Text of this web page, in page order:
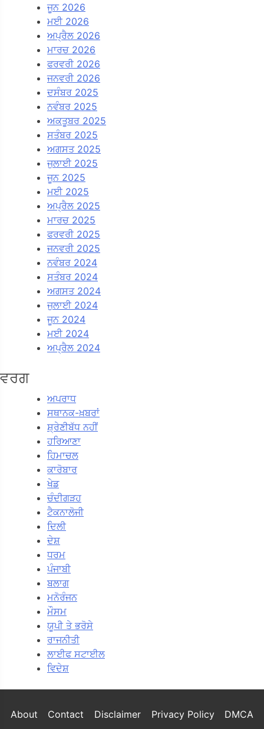
ਜੂਨ 2026
ਮਈ 2026
ਅਪ੍ਰੈਲ 2026
ਮਾਰਚ 2026
ਫਰਵਰੀ 2026
ਜਨਵਰੀ 2026
ਦਸੰਬਰ 2025
ਨਵੰਬਰ 2025
ਅਕਤੂਬਰ 2025
ਸਤੰਬਰ 2025
ਅਗਸਤ 2025
ਜੁਲਾਈ 2025
ਜੂਨ 2025
ਮਈ 2025
ਅਪ੍ਰੈਲ 2025
ਮਾਰਚ 2025
ਫਰਵਰੀ 2025
ਜਨਵਰੀ 2025
ਨਵੰਬਰ 2024
ਸਤੰਬਰ 2024
ਅਗਸਤ 2024
ਜੁਲਾਈ 2024
ਜੂਨ 2024
ਮਈ 2024
ਅਪ੍ਰੈਲ 2024
ਵਰਗ
ਅਪਰਾਧ
ਸਥਾਨਕ-ਖ਼ਬਰਾਂ
ਸ਼੍ਰੇਣੀਬੱਧ ਨਹੀਂ
ਹਰਿਆਣਾ
ਹਿਮਾਚਲ
ਕਾਰੋਬਾਰ
ਖੇਡ
ਚੰਦੀਗੜਹ
ਟੈਕਨਾਲੋਜੀ
ਦਿਲੀ
ਦੇਸ਼
ਧਰਮ
ਪੰਜਾਬੀ
ਬਲਾਗ
ਮਨੋਰੰਜਨ
ਮੌਸਮ
ਯੂਪੀ ਤੇ ਭਰੋਸੇ
ਰਾਜਨੀਤੀ
ਲਾਈਫ ਸਟਾਈਲ
ਵਿਦੇਸ਼
About Contact Disclaimer Privacy Policy
DMCA